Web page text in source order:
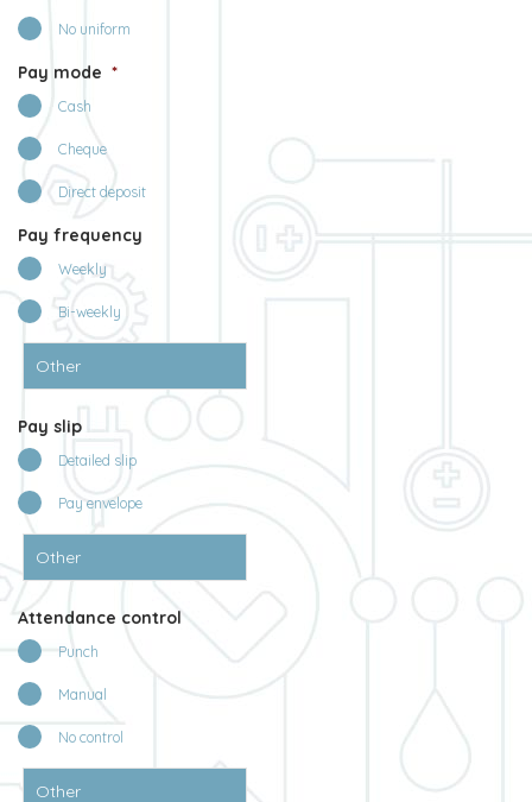
No uniform
Pay mode *
Cash
Cheque
Direct deposit
Pay frequency
Weekly
Bi-weekly
Pay slip
Detailed slip
Pay envelope
Attendance control
Punch
Manual
No control